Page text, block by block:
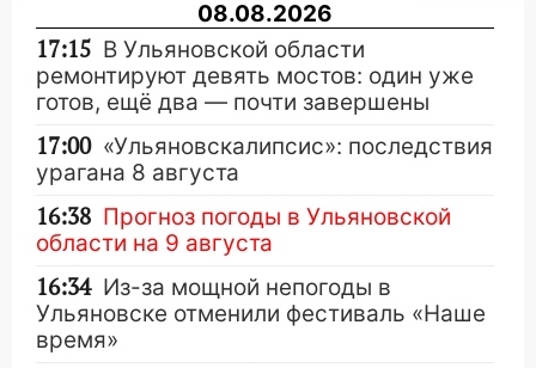
08.08.2026
17:15 В Ульяновской области
ремонтируют девять мостов: один уже
готов, ещё два — почти завершены
17:00 «Ульяновскалипсис»: последствия
урагана 8 августа
16:38 Прогноз погоды в Ульяновской
области на 9 августа
16:34 Из-за мощной непогоды в
Ульяновске отменили фестиваль «Наше
время»